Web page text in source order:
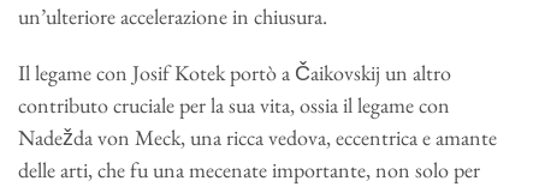
un’ulteriore accelerazione in chiusura.
Il legame con Josif Kotek portò a Čaikovskij un altro
contributo cruciale per la sua vita, ossia il legame con
Nadežda von Meck, una ricca vedova, eccentrica e amante
delle arti, che fu una mecenate importante, non solo per